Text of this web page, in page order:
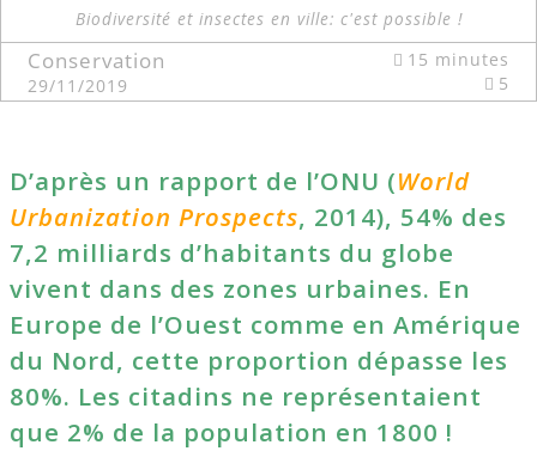
Biodiversité et insectes en ville: c'est possible !
Conservation
29/11/2019
15 minutes
5
D’après un rapport de l’ONU (World
Urbanization Prospects, 2014), 54% des
7,2 milliards d’habitants du globe
vivent dans des zones urbaines. En
Europe de l’Ouest comme en Amérique
du Nord, cette proportion dépasse les
80%. Les citadins ne représentaient
que 2% de la population en 1800 !